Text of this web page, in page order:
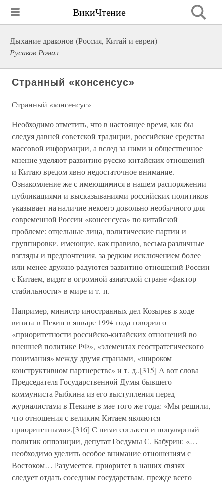
ВикиЧтение
Дыхание драконов (Россия, Китай и евреи)
Русаков Роман
Странный «консенсус»
Странный «консенсус»
Необходимо отметить, что в настоящее время, как бы
следуя давней советской традиции, российские средства
массовой информации, а вслед за ними и общественное
мнение уделяют развитию русско-китайских отношений
и Китаю вредом явно недостаточное внимание.
Ознакомление же с имеющимися в нашем распоряжении
публикациями и высказываниями российских политиков
указывает на наличие некоего довольно необычного для
современной России «консенсуса» по китайской
проблеме: отдельные лица, политические партии и
группировки, имеющие, как правило, весьма различные
взгляды и предпочтения, за редким исключением более
или менее дружно радуются развитию отношений России
с Китаем, видят в огромной азиатской стране «фактор
стабильности» в мире и т. п.
Например, министр иностранных дел Козырев в ходе
визита в Пекин в январе 1994 года говорил о
«приоритетности российско-китайских отношений во
внешней политике РФ», «элементах геостратегического
понимания» между двумя странами, «широком
конструктивном партнерстве» и т. д..[315] А вот слова
Председателя Государственной Думы бывшего
коммуниста Рыбкина из его выступления перед
журналистами в Пекине в мае того же года: «Мы решили,
что отношения с великим Китаем являются
приоритетными».[316] С ними согласен и популярный
политик оппозиции, депутат Госдумы С. Бабурин: «…
необходимо уделить особое внимание отношениям с
Востоком… Разумеется, приоритет в наших связях
следует отдать соседним государствам, прежде всего